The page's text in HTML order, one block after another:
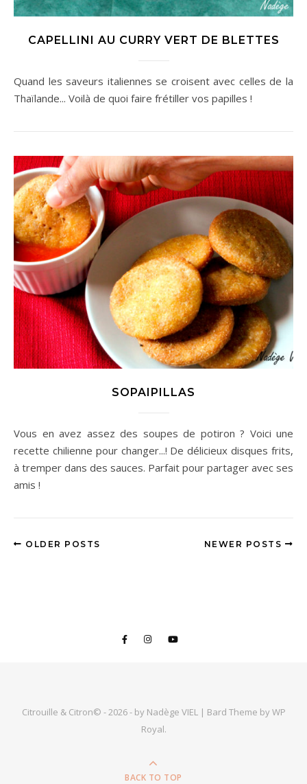
CAPELLINI AU CURRY VERT DE BLETTES
Quand les saveurs italiennes se croisent avec celles de la
Thaïlande... Voilà de quoi faire frétiller vos papilles !
SOPAIPILLAS
Vous en avez assez des soupes de potiron ? Voici une
recette chilienne pour changer...! De délicieux disques frits,
à tremper dans des sauces. Parfait pour partager avec ses
amis !
OLDER POSTS NEWER POSTS
Citrouille & Citron© - 2026 - by Nadège VIEL | Bard Theme byWP
Royal.
BACK TO TOP